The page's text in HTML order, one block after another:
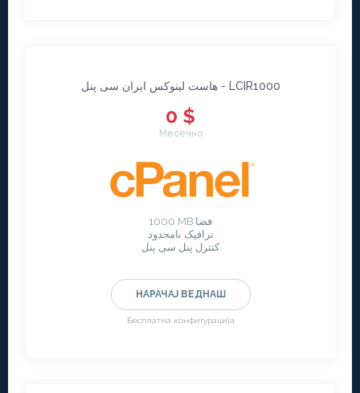
هاست لینوکس ایران سی پنل - LCIR1000
0 $
Месечно
1000 MB فضا
ترافیک نامحدود
کنترل پنل سی پنل
НАРАЧАЈ ВЕДНАШ
Бесплатна конфигурација